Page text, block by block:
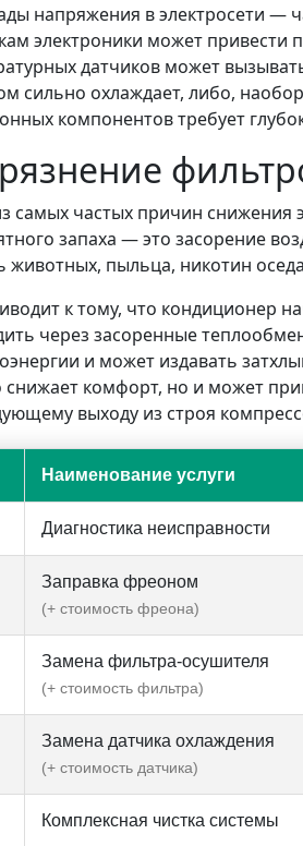
напряжения в электросети —
электроники может привести
датчиков может
сильно охлаждает, либо,
компонентов требует
самых частых причин снижения
запаха — это засорение
животных, пыльца, никотин
к тому, что кондиционер
через засоренные
и может издавать
снижает комфорт, но и может
выходу из строя
Наименование услуги
Диагностика неисправности
Заправка фреоном
(+ стоимость фреона)
Замена фильтра-осушителя
(+ стоимость фильтра)
Замена датчика охлаждения
(+ стоимость датчика)
Комплексная чистка системы